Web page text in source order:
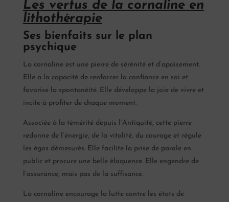
Les vertus de la cornaline en
lithothérapie
Ses bienfaits sur le plan
psychique
La cornaline est une pierre de sérénité et d’apaisement.
Elle a la capacité de renforcer la confiance en soi et
favorise la spontanéité. Elle développe la joie de vivre et
incite à profiter de chaque moment.
Associée à la témérité depuis l’Antiquité, cette pierre
redonne de l’énergie, de la vitalité, du courage et régule
les égos démesurés. Elle facilite la prise de parole en
public et procure une belle éloquence. Elle engendre de
l’assurance, mais pas de la suffisance.
La cornaline encourage la lutte contre les états de